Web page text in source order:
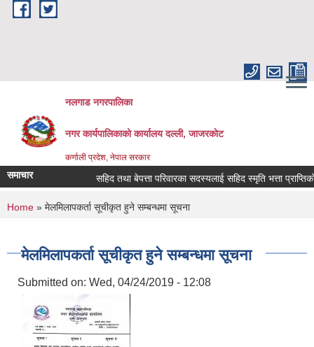
Skip to main content
नलगाड नगरपालिका
नगर कार्यपालिकाको कार्यालय दल्ली, जाजरकाेट
कर्णाली प्रदेश, नेपाल सरकार
समाचार सहिद तथा बेपत्ता परिवारका सदस्यलाई सहिद स्मृति भत्ता प्राप्तिको
You are here
Home » मेलमिलापकर्ता सूचीकृत हुने सम्बन्धमा सूचना
मेलमिलापकर्ता सूचीकृत हुने सम्बन्धमा सूचना
Submitted on: Wed, 04/24/2019 - 12:08